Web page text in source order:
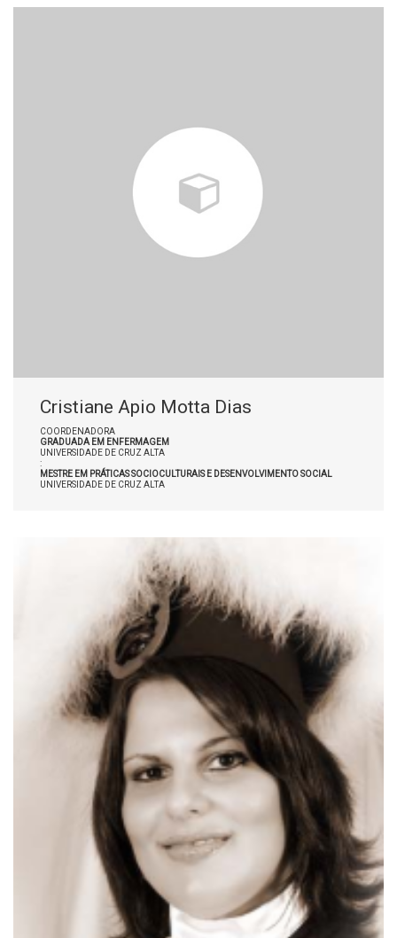
Cristiane Apio Motta Dias
COORDENADORA
GRADUADA EM ENFERMAGEM
UNIVERSIDADE DE CRUZ ALTA
:
MESTRE EM PRÁTICAS SOCIOCULTURAIS E DESENVOLVIMENTO SOCIAL
UNIVERSIDADE DE CRUZ ALTA